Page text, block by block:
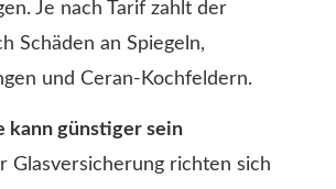
Je nach Tarif zahlt der
Schäden an Spiegeln,
und Ceran-Kochfeldern.
kann günstiger sein
Glasversicherung richten sich